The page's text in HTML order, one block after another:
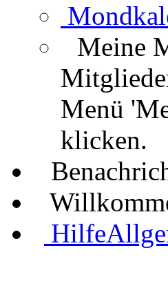
Meine
Menü
klicken.
Hilfe